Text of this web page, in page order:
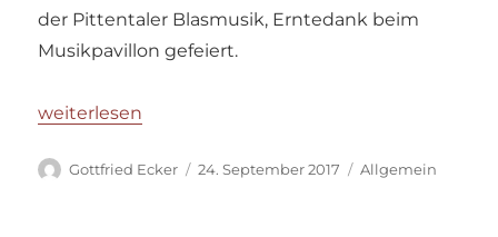
der Pittentaler Blasmusik, Erntedank beim
Musikpavillon gefeiert.
„Erntedankfest 2017“
weiterlesen
Autor
Gottfried Ecker
Veröffentlicht
24. September 2017 Kategorien
Allgemein